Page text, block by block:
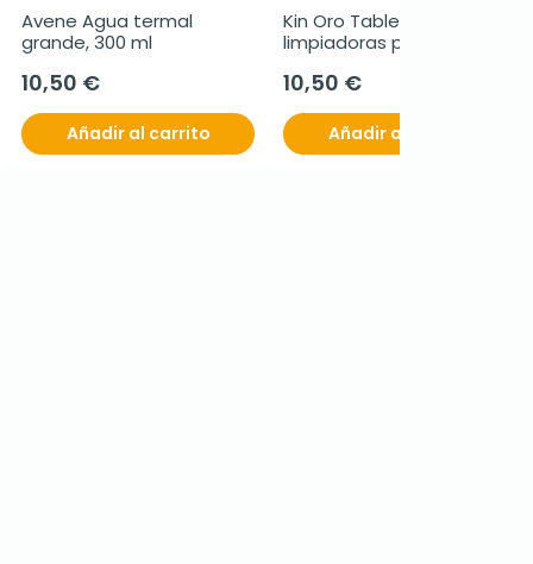
Avene Agua termal
grande, 300 ml
10,50 €
Añadir al carrito
Kin Oro Tabletas
limpiadoras prótesis
10,50 €
Añadir al carrito